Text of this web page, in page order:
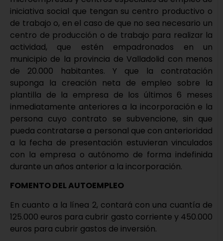
iniciativa social que tengan su centro productivo o
de trabajo o, en el caso de que no sea necesario un
centro de producción o de trabajo para realizar la
actividad, que estén empadronados en un
municipio de la provincia de Valladolid con menos
de 20.000 habitantes. Y que la contratación
suponga la creación neta de empleo sobre la
plantilla de la empresa de los últimos 6 meses
inmediatamente anteriores a la incorporación e la
persona cuyo contrato se subvencione, sin que
pueda contratarse a personal que con anterioridad
a la fecha de presentación estuvieran vinculados
con la empresa o autónomo de forma indefinida
durante un años anterior a la incorporación.
FOMENTO DEL AUTOEMPLEO
En cuanto a la línea 2, contará con una cuantía de
125.000 euros para cubrir gasto corriente y 450.000
euros para cubrir gastos de inversión.